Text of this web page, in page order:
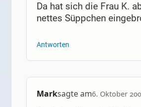
Da hat sich die Frau K.
nettes Süppchen
Antworten
Marksagte am6. Oktober